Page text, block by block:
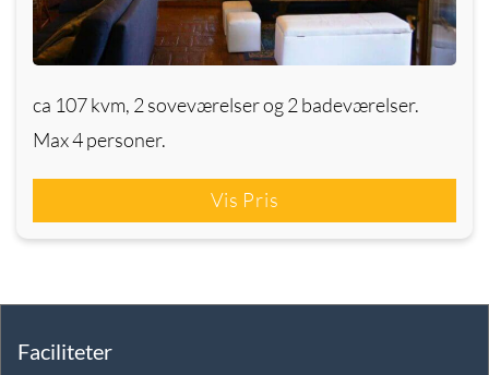
ca 107 kvm, 2 soveværelser og 2 badeværelser.
Max 4 personer.
Vis Pris
Faciliteter